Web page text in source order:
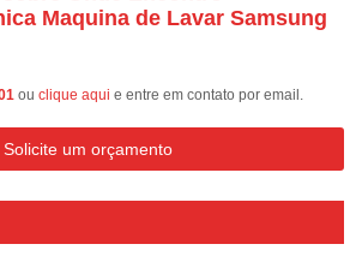
Maquina de Lavar Samsung
ou clique aqui e entre em contato por email.
Solicite um orçamento